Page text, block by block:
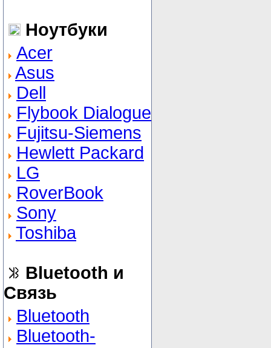
Ноутбуки
Acer
Asus
Dell
Flybook Dialogue
Fujitsu-Siemens
Hewlett Packard
LG
RoverBook
Sony
Toshiba
Bluetooth и
Связь
Bluetooth
Bluetooth-